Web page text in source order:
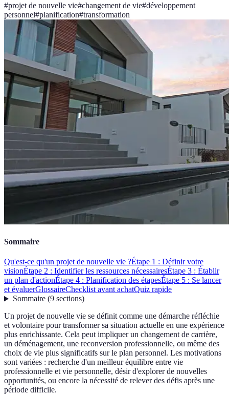
#projet de nouvelle vie#changement de vie#développement
personnel#planification#transformation
Sommaire
Qu'est-ce qu'un projet de nouvelle vie ?Étape 1 : Définir votre
visionÉtape 2 : Identifier les ressources nécessairesÉtape 3 : Établir
un plan d'actionÉtape 4 : Planification des étapesÉtape 5 : Se lancer
et évaluerGlossaireChecklist avant achatQuiz rapide
Sommaire(9 sections)
Un projet de nouvelle vie se définit comme une démarche réfléchie
et volontaire pour transformer sa situation actuelle en une expérience
plus enrichissante. Cela peut impliquer un changement de carrière,
un déménagement, une reconversion professionnelle, ou même des
choix de vie plus significatifs sur le plan personnel. Les motivations
sont variées : recherche d'un meilleur équilibre entre vie
professionnelle et vie personnelle, désir d'explorer de nouvelles
opportunités, ou encore la nécessité de relever des défis après une
période difficile.